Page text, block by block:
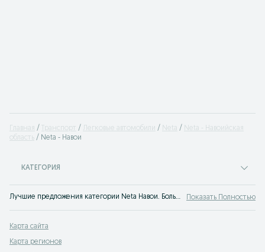
Главная Транспорт Легковые автомобили Neta
Neta - Навоийская
область
Neta - Навои
КАТЕГОРИЯ
Лучшие предложения категории Neta Навои. Большой выбор товаров и услуг по выгодным ценам на OLX! Множество предложений на OLX.uz! Показать Полностью
Карта сайта
Карта регионов